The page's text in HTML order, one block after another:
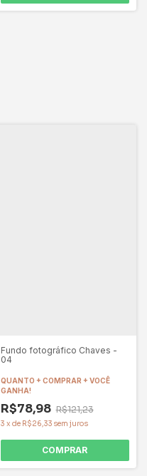
Fundo fotográfico Chaves -
04
QUANTO + COMPRAR + VOCÊ
GANHA!
R$78,98 R$121,23
3 x de R$26,33 sem juros
COMPRAR